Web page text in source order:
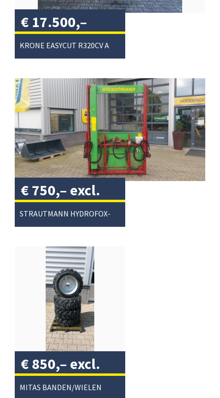
€ 17.500,–
excl. btw/
€ 750,– excl.
btw/
MITAS BANDEN/WIELEN
€ 850,– excl.
btw/